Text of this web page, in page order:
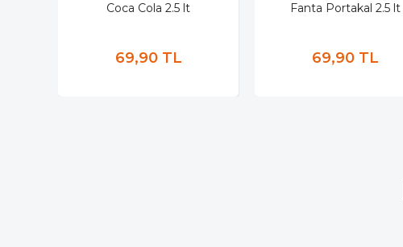
Coca Cola 2.5 lt
69,90 TL
Fanta Portakal 2.5 lt
69,90 TL